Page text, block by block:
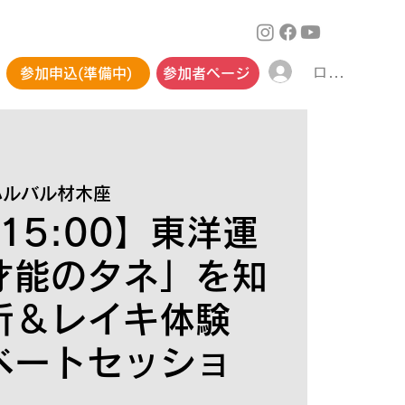
参加申込(準備中) 参加者ページ ログイン
バル材木座
】東洋運
能のタネ」を知
＆レイキ体験
ートセッショ